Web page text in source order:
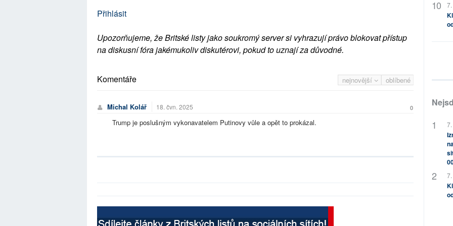
Přihlásit
Upozorňujeme, že Britské listy jako soukromý server si vyhrazují právo blokovat přístup
na diskusní fóra jakémukoliv diskutérovi, pokud to uznají za důvodné.
nejnovější oblíbené
Komentáře
Michal Kolář 18. čvn. 2025 0
Trump je poslušným vykonavatelem Putinovy vůle a opět to prokázal.